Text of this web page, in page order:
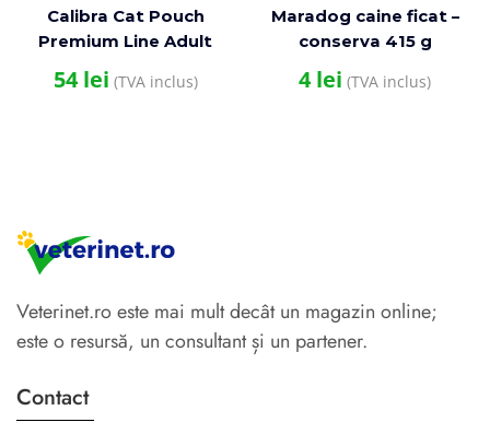
Calibra Cat Pouch
Premium Line Adult
Multipack 12×100 g
54lei (TVA inclus)
Maradog caine ficat –
conserva 415 g
4lei (TVA inclus)
Veterinet.ro este mai mult decât un magazin online;
este o resursă, un consultant și un partener.
Contact